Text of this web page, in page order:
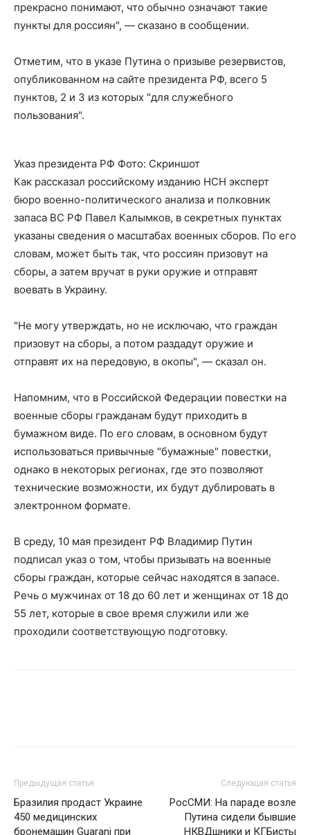
прекрасно понимают, что обычно означают такие
пункты для россиян", — сказано в сообщении.
Отметим, что в указе Путина о призыве резервистов,
опубликованном на сайте президента РФ, всего 5
пунктов, 2 и 3 из которых "для служебного
пользования".
Указ президента РФ Фото: Скриншот
Как рассказал российскому изданию НСН эксперт
бюро военно-политического анализа и полковник
запаса ВС РФ Павел Калымков, в секретных пунктах
указаны сведения о масштабах военных сборов. По его
словам, может быть так, что россиян призовут на
сборы, а затем вручат в руки оружие и отправят
воевать в Украину.
"Не могу утверждать, но не исключаю, что граждан
призовут на сборы, а потом раздадут оружие и
отправят их на передовую, в окопы", — сказал он.
Напомним, что в Российской Федерации повестки на
военные сборы гражданам будут приходить в
бумажном виде. По его словам, в основном будут
использоваться привычные "бумажные" повестки,
однако в некоторых регионах, где это позволяют
технические возможности, их будут дублировать в
электронном формате.
В среду, 10 мая президент РФ Владимир Путин
подписал указ о том, чтобы призывать на военные
сборы граждан, которые сейчас находятся в запасе.
Речь о мужчинах от 18 до 60 лет и женщинах от 18 до
55 лет, которые в свое время служили или же
проходили соответствующую подготовку.
Предыдущая статья
Бразилия продаст Украине
450 медицинских
бронемашин Guarani при
Следующая статья
РосСМИ: На параде возле
Путина сидели бывшие
НКВДшники и КГБисты